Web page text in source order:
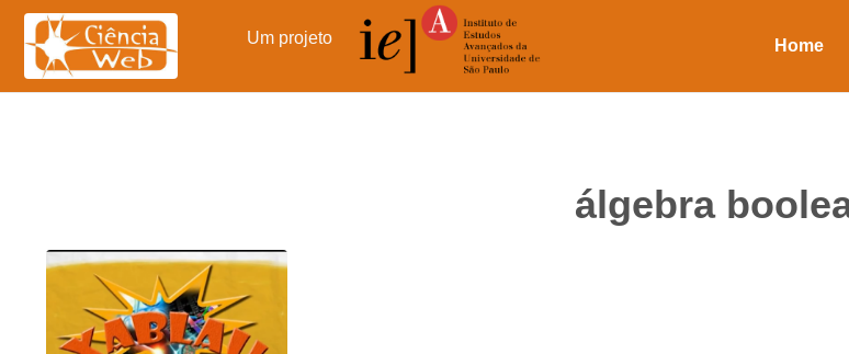
Pular
conteúdo
Um projeto Home
álgebra